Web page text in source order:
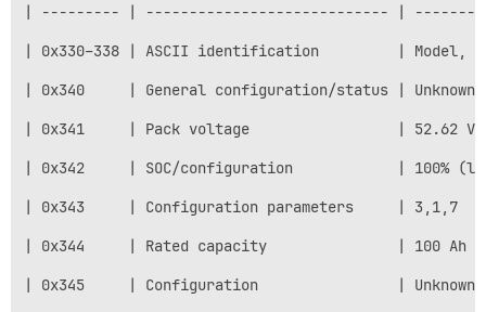
| --------- | ---------------------------- |
| 0x330–338 | ASCII identification         | Model,
| 0x340     | General configuration/status |
| 0x341     | Pack voltage                 |
| 0x342     | SOC/configuration            |
| 0x343     | Configuration parameters     |
| 0x344     | Rated capacity               | 100
| 0x345     | Configuration                |